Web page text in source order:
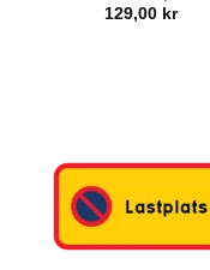
129,00 kr